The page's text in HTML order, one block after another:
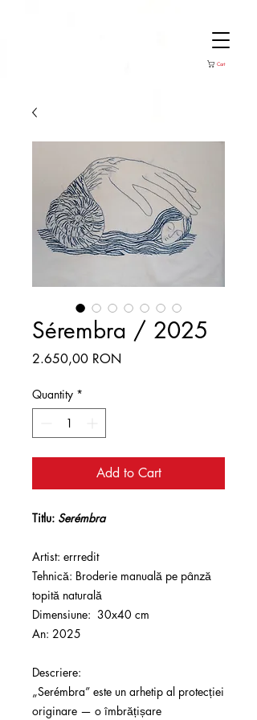
Cart
Sérembra / 2025
2.650,00 RON
Quantity *
Add to Cart
Titlu: Serémbra
Artist: errredit
Tehnică: Broderie manuală pe pânză
topită naturală
Dimensiune: 30x40 cm
An: 2025
Descriere:
„Serémbra” este un arhetip al protecției
originare — o îmbrățișare